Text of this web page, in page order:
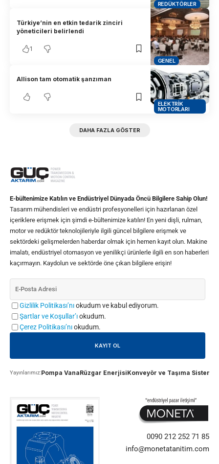
REDÜKTÖRLER
GENEL
Türkiye’nin en etkin tedarik zinciri
yöneticileri belirlendi
1
ELEKTRIK
MOTORLARI
Allison tam otomatik şanzıman
DAHA FAZLA GÖSTER
E-bültenimize Katılın ve Endüstriyel Dünyada Öncü Bilgilere Sahip Olun!
Tasarım mühendisleri ve endüstri profesyonelleri için hazırlanan özel
içeriklere erişmek için şimdi e-bültenimize katılın! En yeni dişli, rulman,
motor ve redüktör teknolojileriyle ilgili güncel bilgilere erişmek ve
sektördeki gelişmelerden haberdar olmak için hemen kayıt olun. Makine
imalatı, endüstriyel otomasyon ve yenilikçi ürünlerle ilgili en son haberleri
kaçırmayın. Kaydolun ve sektörde öne çıkan bilgilere erişin!
Gizlilik Politikası’nıokudum ve kabul ediyorum.
Şartlar ve Koşullar’ıokudum.
Çerez Politikası’nıokudum.
Yayınlarımız:Pompa VanaRüzgar EnerjisiKonveyör ve Taşıma
0090 212 252 71 85
info@monetatanitim.com